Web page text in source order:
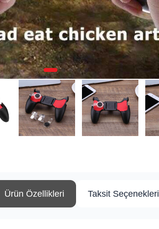
Ürün Özellikleri Taksit Seçenekleri